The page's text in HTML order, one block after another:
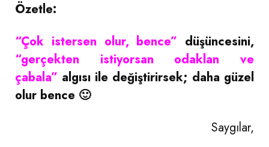
Özetle:
“Çok istersen olur, bence” düşüncesini,
“gerçekten istiyorsan odaklan ve
çabala” algısı ile değiştirirsek; daha güzel
olur bence 🙂
Saygılar,